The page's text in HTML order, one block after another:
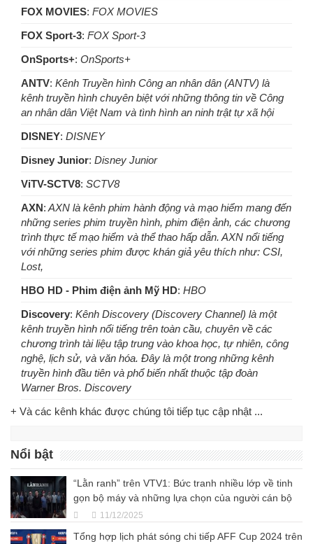
FOX MOVIES: FOX MOVIES
FOX Sport-3: FOX Sport-3
OnSports+: OnSports+
ANTV: Kênh Truyền hình Công an nhân dân (ANTV) là
kênh truyền hình chuyên biệt với những thông tin về Công
an nhân dân Việt Nam và tình hình an ninh trật tự xã hội
DISNEY: DISNEY
Disney Junior: Disney Junior
ViTV-SCTV8: SCTV8
AXN: AXN là kênh phim hành động và mạo hiểm mang đến
những series phim truyền hình, phim điện ảnh, các chương
trình thực tế mạo hiểm và thể thao hấp dẫn. AXN nổi tiếng
với những series phim được khán giả yêu thích như: CSI,
Lost,
HBO HD - Phim điện ảnh Mỹ HD: HBO
Discovery: Kênh Discovery (Discovery Channel) là một
kênh truyền hình nổi tiếng trên toàn cầu, chuyên về các
chương trình tài liệu tập trung vào khoa học, tự nhiên, công
nghệ, lịch sử, và văn hóa. Đây là một trong những kênh
truyền hình đầu tiên và phổ biến nhất thuộc tập đoàn
Warner Bros. Discovery
+ Và các kênh khác được chúng tôi tiếp tục cập nhật ...
Nổi bật
“Lằn ranh” trên VTV1: Bức tranh nhiều lớp về tinh
gọn bộ máy và những lựa chọn của người cán bộ
11/12/2025
Tổng hợp lịch phát sóng chi tiếp AFF Cup 2024 trên